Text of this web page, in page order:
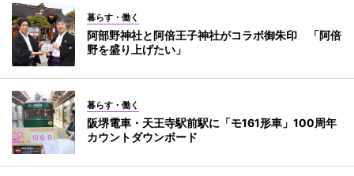
暮らす・働く
阿部野神社と阿倍王子神社がコラボ御朱印 「阿倍
野を盛り上げたい」
暮らす・働く
阪堺電車・天王寺駅前駅に「モ161形車」100周年
カウントダウンボード